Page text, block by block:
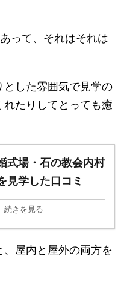
って、それはそれは
した雰囲気で見学の
たりしてとっても癒
式場・石の教会内村
見学した口コミ
続きを見る
屋内と屋外の両方を